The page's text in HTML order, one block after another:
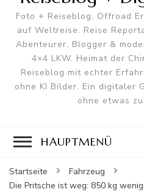
Foto + Reiseblog, Offroad
auf Weltreise. Reise
Abenteurer, Blogger &
4×4 LKW. Heimat der
Reiseblog mit echter
ohne KI Bilder. Ein digitaler
ohne etwas
HAUPTMENÜ
Startseite
Fahrzeug
Die Pritsche ist weg: 850 kg